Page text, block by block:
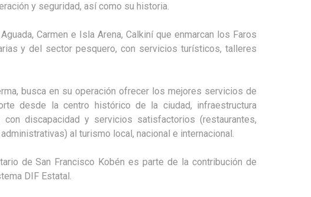
y seguridad, así como su historia.
Carmen e Isla Arena, Calkiní que enmarcan los Faros
y del sector pesquero, con servicios turísticos, talleres
busca en su operación ofrecer los mejores servicios de
desde la centro histórico de la ciudad, infraestructura
discapacidad y servicios satisfactorios (restaurantes,
al turismo local, nacional e internacional.
de San Francisco Kobén es parte de la contribución de
DIF Estatal.